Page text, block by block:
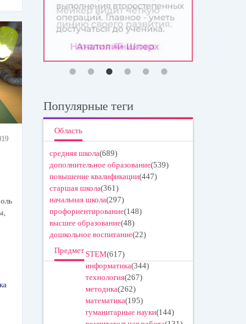
Популярные теги
Область
средняя школа(689)
дополнительное образование(539)
повышение квалификации(447)
старшая школа(361)
начальная школа(297)
профориентирование(148)
высшее образование(48)
дошкольное воспитание(22)
ПредметSTEM(617)
информатика(344)
технология(267)
методика(262)
математика(195)
гуманитарные науки(144)